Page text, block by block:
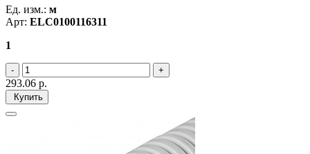
Ед. изм.: м
Арт: ELC0100116311
1
293.06 р.
Купить